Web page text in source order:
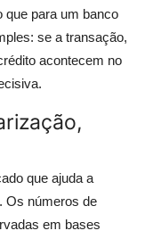
que para um banco
se a transação,
acontecem no
que ajuda a
Os números de
em bases